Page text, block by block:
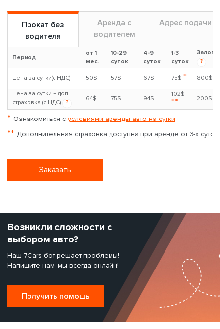
Прокат без
водителя
Аренда с
водителем
Адрес подачи
Период
от 1
мес.
10-29
суток
4-9
суток
1-3
суток
Залог
?
Цена за сутки(с НДС) 50$ 57$ 67$ 75$ * 800$
Цена за сутки + доп.
страховка (с НДС)
?
64$ 75$ 94$
102$
** 200$
* Ознакомиться с условиями аренды авто на сутки
** Дополнительная страховка доступна при аренде от 3-х суток
Заказать
Возникли сложности с
выбором авто?
Наш 7Cars-бот решает проблемы!
Напишите нам, мы всегда онлайн!
Получить помощь